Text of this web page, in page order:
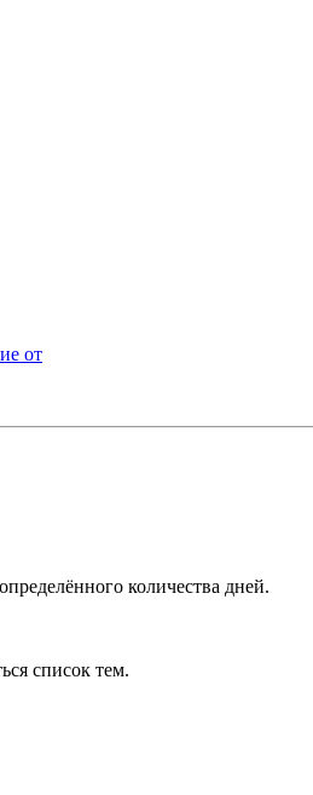
от
количества дней.
список тем.